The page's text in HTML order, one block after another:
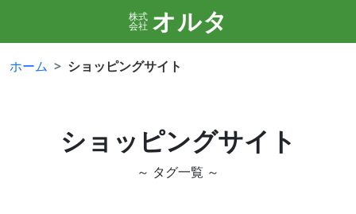
株式
会社 オルタ
ホーム ショッピングサイト
ショッピングサイト
～ タグ一覧 ～